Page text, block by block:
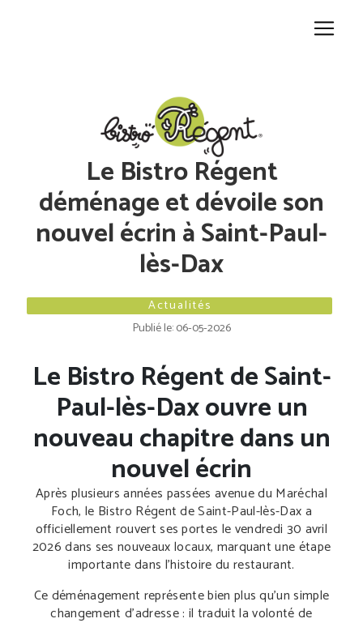
Le Bistro Régent
déménage et dévoile son
nouvel écrin à Saint-Paul-
lès-Dax
Actualités
Publié le: 06-05-2026
Le Bistro Régent de Saint-
Paul-lès-Dax ouvre un
nouveau chapitre dans un
nouvel écrin
Après plusieurs années passées avenue du Maréchal
Foch, le Bistro Régent de Saint-Paul-lès-Dax a
officiellement rouvert ses portes le vendredi 30 avril
2026 dans ses nouveaux locaux, marquant une étape
importante dans l’histoire du restaurant.
Ce déménagement représente bien plus qu’un simple
changement d’adresse : il traduit la volonté de